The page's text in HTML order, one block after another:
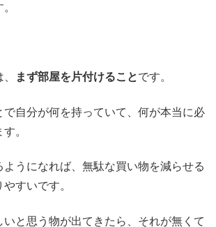
まず部屋を片付けることです。
で自分が何を持っていて、何が本当に必
。
うになれば、無駄な買い物を減らせる
すいです。
いと思う物が出てきたら、それが無くて